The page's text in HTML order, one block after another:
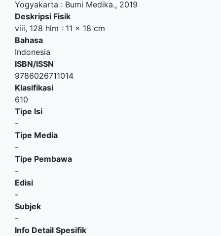
Yogyakarta : Bumi Medika., 2019
Deskripsi Fisik
viii, 128 hlm : 11 x 18 cm
Bahasa
Indonesia
ISBN/ISSN
9786026711014
Klasifikasi
610
Tipe Isi
-
Tipe Media
-
Tipe Pembawa
-
Edisi
-
Subjek
-
Info Detail Spesifik